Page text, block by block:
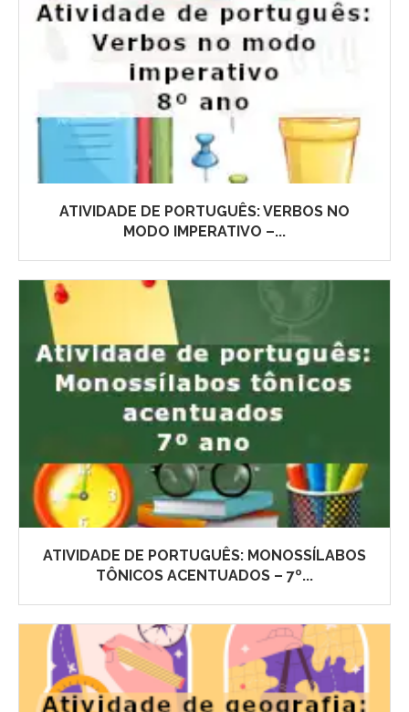
ATIVIDADE DE PORTUGUÊS: VERBOS NO
MODO IMPERATIVO –...
ATIVIDADE DE PORTUGUÊS: MONOSSÍLABOS
TÔNICOS ACENTUADOS – 7º...